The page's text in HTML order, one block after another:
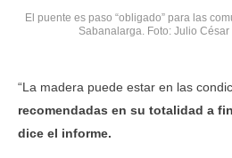
El puente es paso “obligado” para las
Sabanalarga. Foto: Julio
“La madera puede estar en las
recomendadas en su totalidad a
dice el informe.